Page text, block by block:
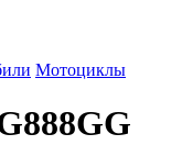
Мотоциклы